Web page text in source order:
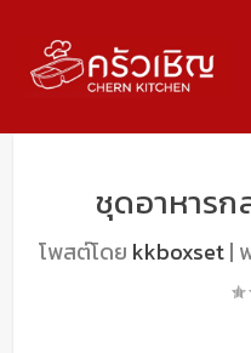
ชุดอาหารก
โพสต์โดย kkboxset|